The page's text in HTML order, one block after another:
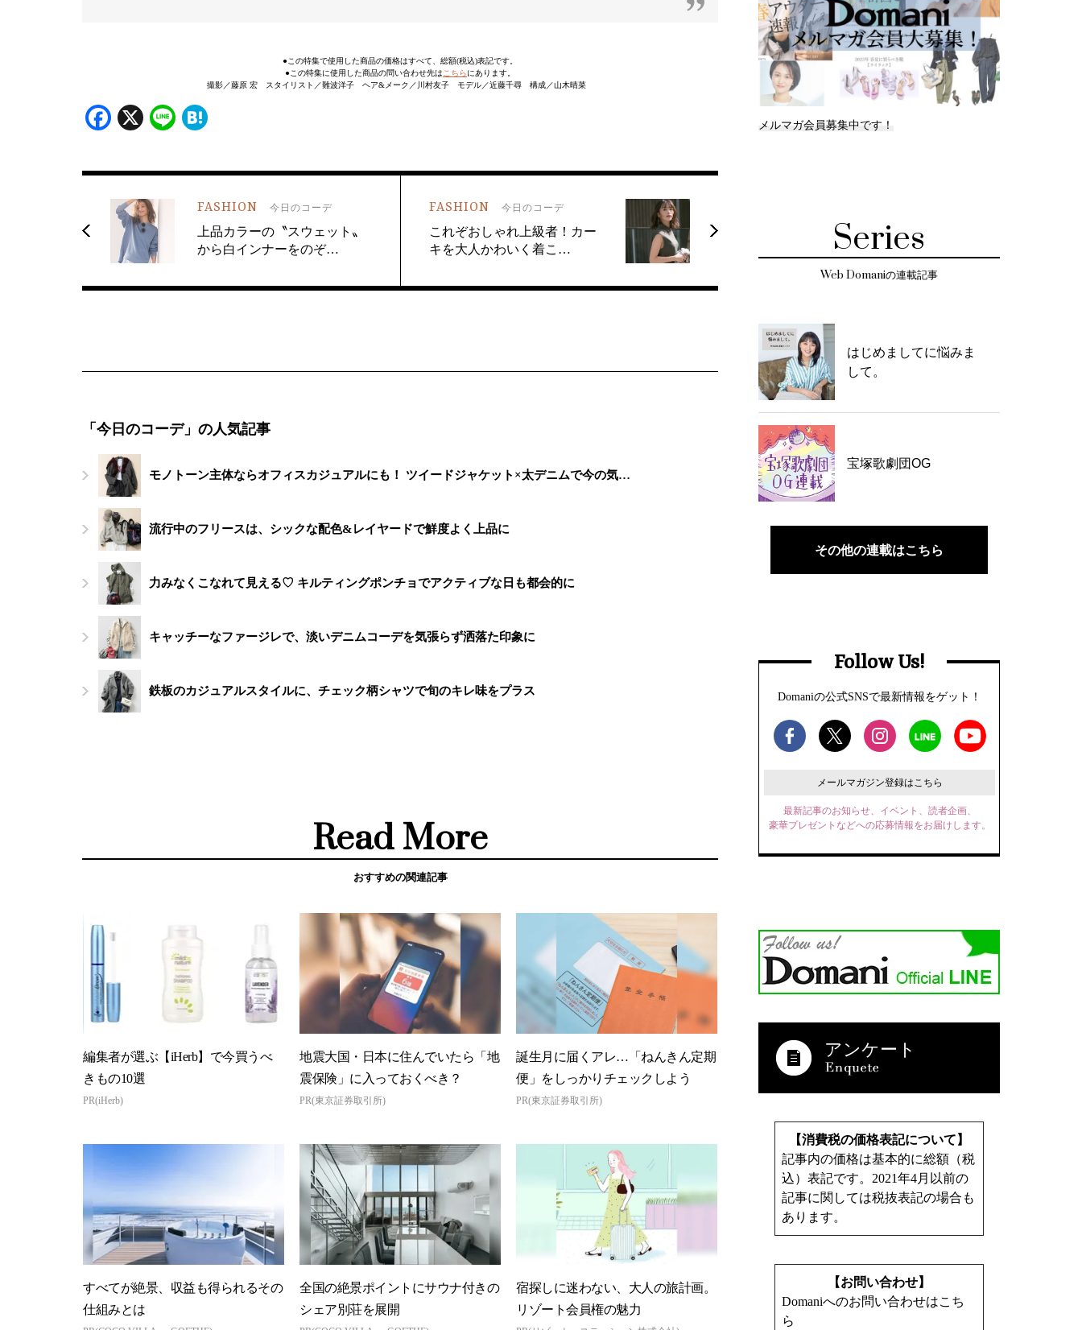
●この特集で使用した商品の価格はすべて、総額(税込)表記です。
●この特集に使用した商品の問い合わせ先は こちらにあります。
撮影／藤原 宏 スタイリスト／難波洋子 ヘア&メーク／川村友子 モデル／近藤千尋 構成／山木晴菜
Facebook
X Line
FASHION 今日のコーデ
上品カラーの〝スウェット〟
から白インナーをのぞ…
FASHION 今日のコーデ
これぞおしゃれ上級者！カー
キを大人かわいく着こ…
「今日のコーデ」の人気記事
モノトーン主体ならオフィスカジュアルにも！ ツイードジャケット×太デニムで今の気…
流行中のフリースは、シックな配色&レイヤードで鮮度よく上品に
力みなくこなれて見える♡ キルティングポンチョでアクティブな日も都会的に
キャッチーなファージレで、淡いデニムコーデを気張らず洒落た印象に
鉄板のカジュアルスタイルに、チェック柄シャツで旬のキレ味をプラス
Read More
おすすめの関連記事
編集者が選ぶ【iHerb】で今買うべ
きもの10選
PR(iHerb)
地震大国・日本に住んでいたら「地
震保険」に入っておくべき？
PR(東京証券取引所)
誕生月に届くアレ…「ねんきん定期
便」をしっかりチェックしよう
PR(東京証券取引所)
すべてが絶景、収益も得られるその
仕組みとは
全国の絶景ポイントにサウナ付きの
シェア別荘を展開
宿探しに迷わない、大人の旅計画。
リゾート会員権の魅力
メルマガ会員募集中です！
Series
Web Domaniの連載記事
はじめましてに悩みま
して。
宝塚歌劇団OG
その他の連載はこちら
Follow Us!
Domaniの公式SNSで最新情報をゲット！
メールマガジン登録はこちら
最新記事のお知らせ、イベント、読者企画、
豪華プレゼントなどへの応募情報をお届けします。
アンケート
【消費税の価格表記について】
記事内の価格は基本的に総額（税
込）表記です。2021年4月以前の
記事に関しては税抜表記の場合も
あります。
【お問い合わせ】
Domaniへのお問い合わせはこち
ら